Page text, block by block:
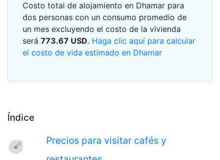
Índice
Precios para visitar cafés y
Costo total de alojamiento en Dhamar para
dos personas con un consumo promedio de
un mes excluyendo el costo de la vivienda
será 773.67 USD. Haga clic aquí para calcular
el costo de vida estimado en Dhamar